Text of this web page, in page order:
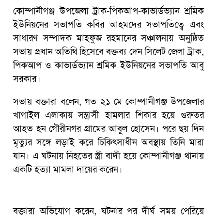
কোম্পানীগঞ্জ উপজেলা ট্রাক-পিকআপ-কাভার্ডভ্যান শ্রমিক
ইউনিয়নের সভাপতি কবির আহমদের সভাপতিত্বে এবং
সাধারণ সম্পাদক মাহফুজ রহমানের সঞ্চালনায় অনুষ্ঠিত
সভায় প্রধান অতিথি হিসেবে বক্তব্য দেন সিলেট জেলা ট্রাক,
পিকআপ ও কাভার্ডভ্যান শ্রমিক ইউনিয়নের সভাপতি আবু
সরকার।
সভায় বক্তারা বলেন, গত ২১ মে কোম্পানীগঞ্জ উপজেলার
খাগাইল এলাকায় সন্ত্রাসী হামলার শিকার হয়ে গুরুতর
আহত হন গৌরীনগর গ্রামের আবুল হোসেন। পরে ছয় দিন
মৃত্যুর সঙ্গে লড়াই করে চিকিৎসাধীন অবস্থায় তিনি মারা
যান। এ ঘটনায় নিহতের স্ত্রী বাদী হয়ে কোম্পানীগঞ্জ থানায়
একটি হত্যা মামলা দায়ের করেন।
বক্তারা অভিযোগ করেন, ঘটনার পর দীর্ঘ সময় পেরিয়ে